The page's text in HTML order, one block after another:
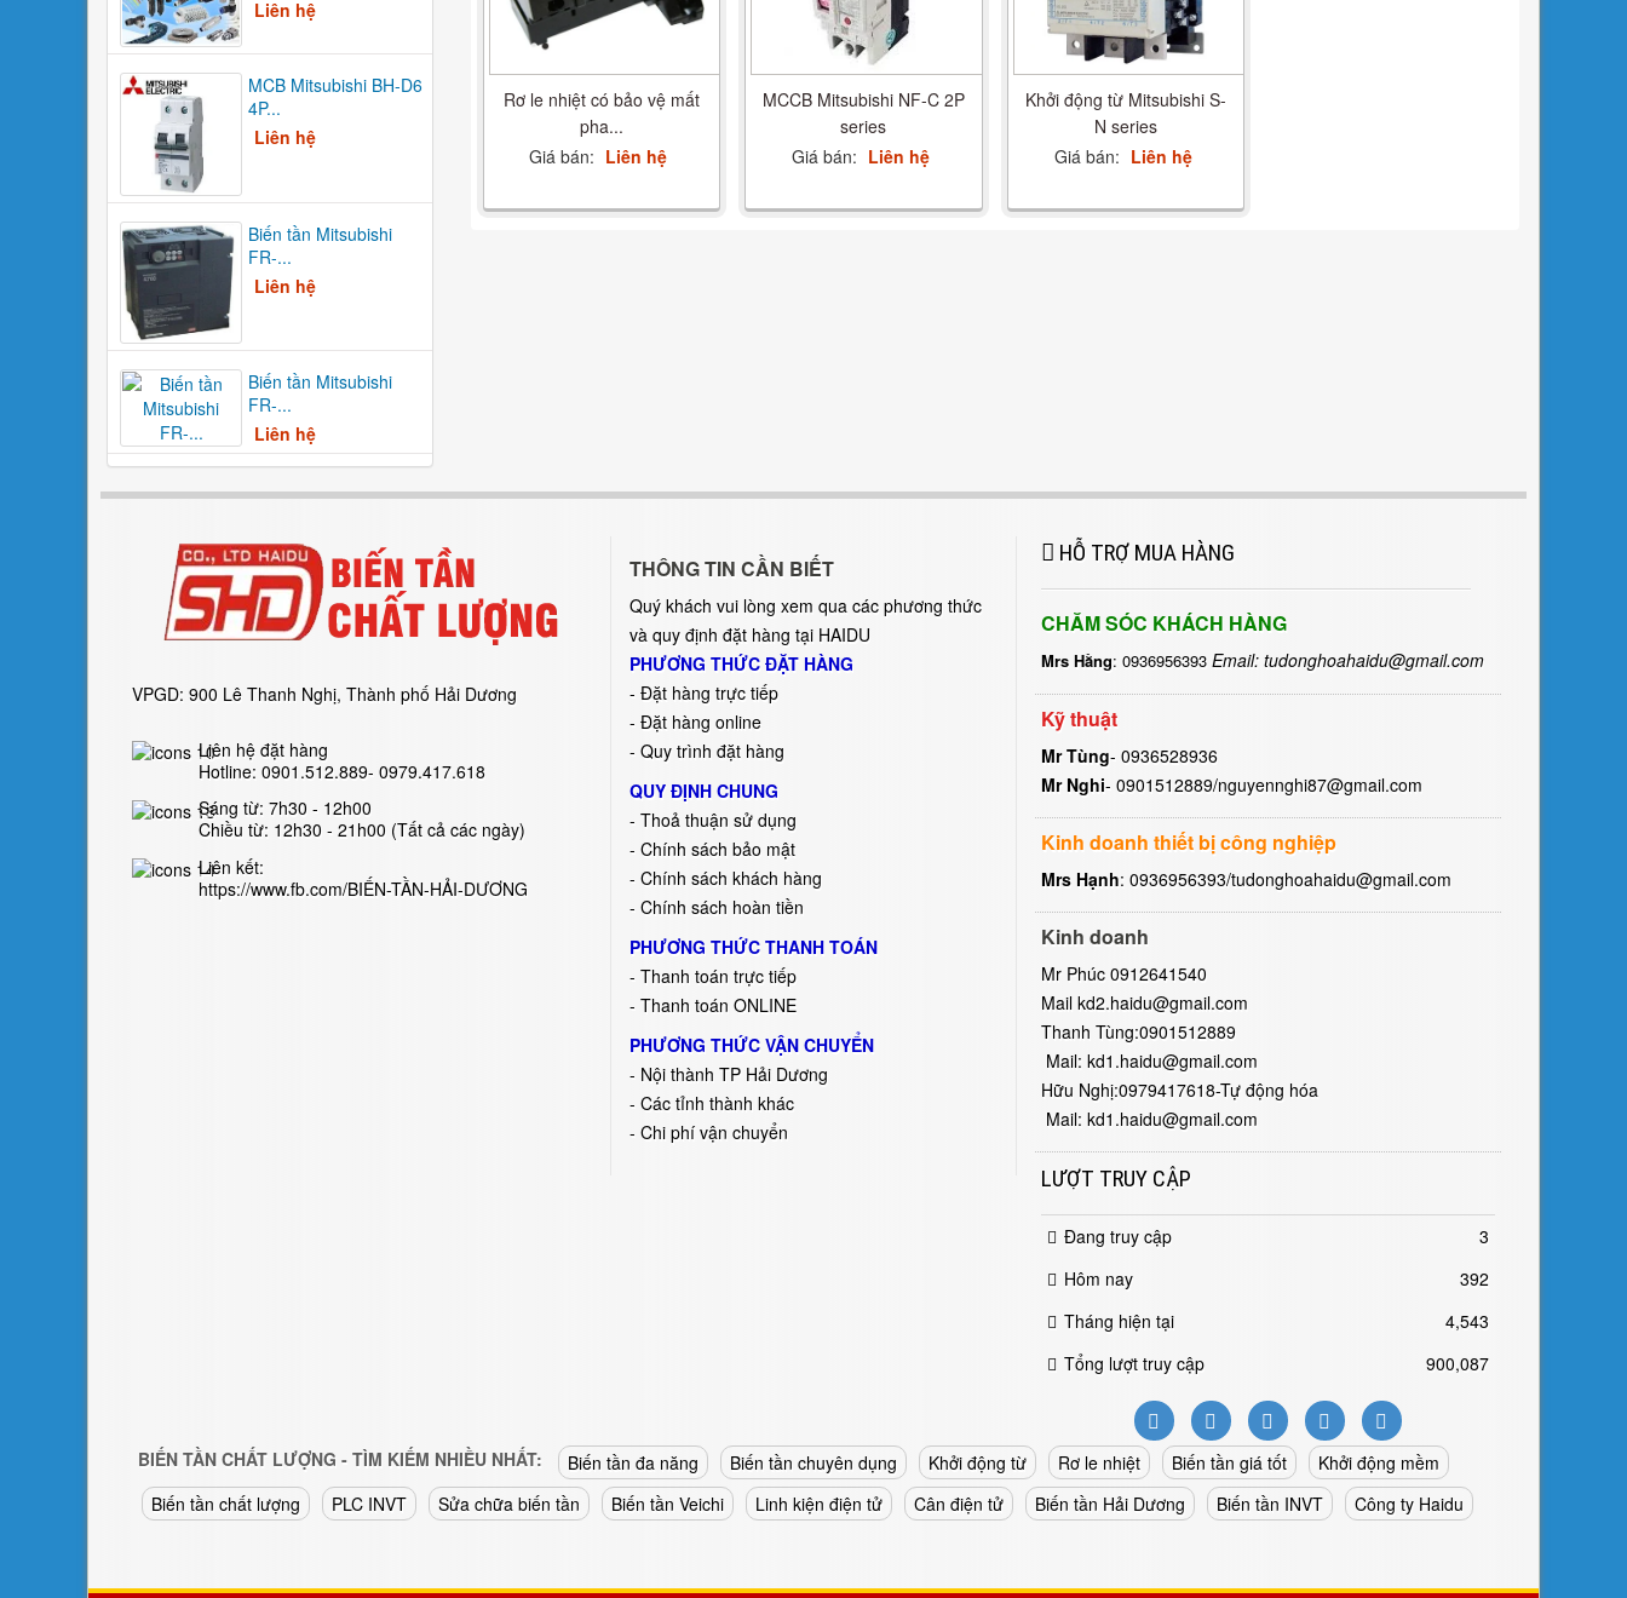
Rơ le nhiệt có bảo vệ mất
pha...
Giá bán: Liên hệ
MCCB Mitsubishi NF-C 2P
series
Giá bán: Liên hệ
Khởi động từ Mitsubishi S-
N series
Giá bán: Liên hệ
Liên hệ
MCB Mitsubishi BH-D6
4P...
Liên hệ
Biến tần Mitsubishi
FR-...
Liên hệ
Biến tần Mitsubishi
FR-...
Liên hệ
VPGD: 900 Lê Thanh Nghị, Thành phố Hải Dương
Liên hệ đặt hàng
Hotline: 0901.512.889- 0979.417.618
Sáng từ: 7h30 - 12h00
Chiều từ: 12h30 - 21h00 (Tất cả các ngày)
Liên kết:
https://www.fb.com/BIẾN-TẦN-HẢI-DƯƠNG
THÔNG TIN CẦN BIẾT
Quý khách vui lòng xem qua các phương thức
và quy định đặt hàng tại HAIDU
PHƯƠNG THỨC ĐẶT HÀNG
-Đặt hàng trực tiếp
- Đặt hàng online
- Quy trình đặt hàng
QUY ĐỊNH CHUNG
- Thoả thuận sử dụng
- Chính sách bảo mật
- Chính sách khách hàng
- Chính sách hoàn tiền
PHƯƠNG THỨC THANH TOÁN
- Thanh toán trực tiếp
- Thanh toán ONLINE
PHƯƠNG THỨC VẬN CHUYỂN
- Nội thành TP Hải Dương
- Các tỉnh thành khác
- Chi phí vận chuyển
HỖ TRỢ MUA HÀNG
CHĂM SÓC KHÁCH HÀNG
Mrs Hằng: 0936956393 Email: tudonghoahaidu@gmail.com
Kỹ thuật
Mr Tùng- 0936528936
Mr Nghi- 0901512889/nguyennghi87@gmail.com
Kinh doanh thiết bị công nghiệp
Mrs Hạnh: 0936956393/tudonghoahaidu@gmail.com
Kinh doanh
Mr Phúc 0912641540
Mail kd2.haidu@gmail.com
Thanh Tùng:0901512889
Mail: kd1.haidu@gmail.com
Hữu Nghị:0979417618-Tự động hóa
Mail: kd1.haidu@gmail.com
LƯỢT TRUY CẬP
Đang truy cập
3
Hôm nay
392
Tháng hiện tại
4,543
Tổng lượt truy cập
900,087
BIẾN TẦN CHẤT LƯỢNG - TÌM KIẾM NHIỀU NHẤT: Biến tần đa năng Biến tần chuyên dụng Khởi động từ Rơ le nhiệt Biến tần giá tốt
Khởi động mềm
Biến tần chất lượng
PLC INVT Sửa chữa biến tần Biến tần Veichi Linh kiện điện tử Cân điện tử Biến tần Hải Dương Biến tần INVT Công ty Haidu